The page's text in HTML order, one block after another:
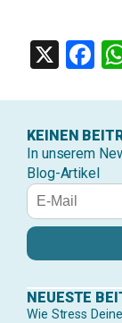
X
KEINEN
In unserem
Blog-Artikel
NEUESTE
Wie Stress